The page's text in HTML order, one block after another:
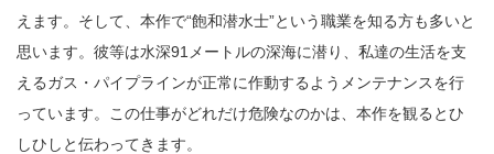
えます。そして、本作で“飽和潜水士”という職業を知る方も多いと
思います。彼等は水深91メートルの深海に潜り、私達の生活を支
えるガス・パイプラインが正常に作動するようメンテナンスを行
っています。この仕事がどれだけ危険なのかは、本作を観るとひ
しひしと伝わってきます。